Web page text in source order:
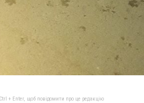
+ Enter, щоб повідомити про це редакцію